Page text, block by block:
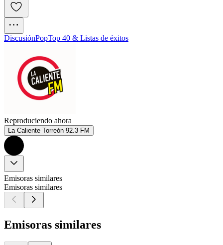
DiscusiónPopTop 40 & Listas de éxitos
Reproduciendo ahora
La Caliente Torreón 92.3 FM
Emisoras similares
Emisoras similares
Emisoras similares